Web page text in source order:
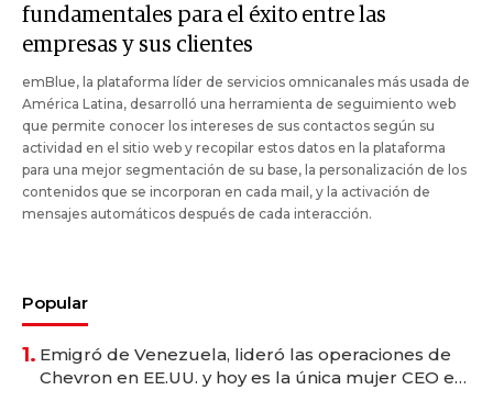
fundamentales para el éxito entre las
empresas y sus clientes
emBlue, la plataforma líder de servicios omnicanales más usada de
América Latina, desarrolló una herramienta de seguimiento web
que permite conocer los intereses de sus contactos según su
actividad en el sitio web y recopilar estos datos en la plataforma
para una mejor segmentación de su base, la personalización de los
contenidos que se incorporan en cada mail, y la activación de
mensajes automáticos después de cada interacción.
Popular
1. Emigró de Venezuela, lideró las operaciones de
Chevron en EE.UU. y hoy es la única mujer CEO en